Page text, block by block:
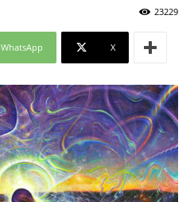
23229
WhatsApp X